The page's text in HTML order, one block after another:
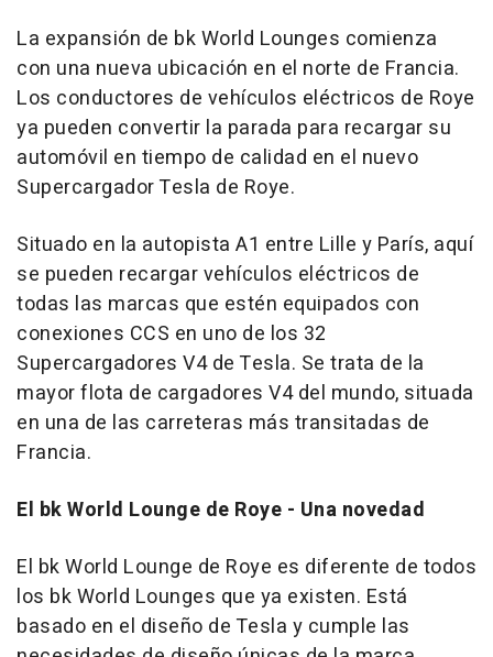
La expansión de bk World Lounges comienza
con una nueva ubicación en el norte de Francia.
Los conductores de vehículos eléctricos de Roye
ya pueden convertir la parada para recargar su
automóvil en tiempo de calidad en el nuevo
Supercargador Tesla de Roye.
Situado en la autopista A1 entre Lille y París, aquí
se pueden recargar vehículos eléctricos de
todas las marcas que estén equipados con
conexiones CCS en uno de los 32
Supercargadores V4 de Tesla. Se trata de la
mayor flota de cargadores V4 del mundo, situada
en una de las carreteras más transitadas de
Francia.
El bk World Lounge de Roye - Una novedad
El bk World Lounge de Roye es diferente de todos
los bk World Lounges que ya existen. Está
basado en el diseño de Tesla y cumple las